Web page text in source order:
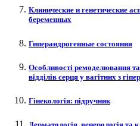
Клинические и генетические
беременных
Гиперандрогенные состояния
Особливості ремоделювання та
відділів серця у вагітних з
Гінекологія: підручник